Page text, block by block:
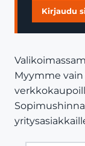
Kirjaudu
Myymme